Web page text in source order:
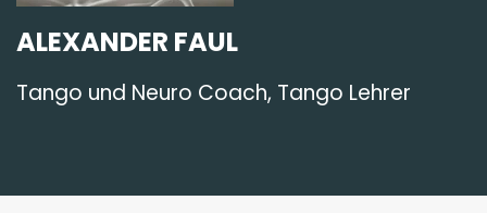
ALEXANDER FAUL
Tango und Neuro Coach, Tango Lehrer